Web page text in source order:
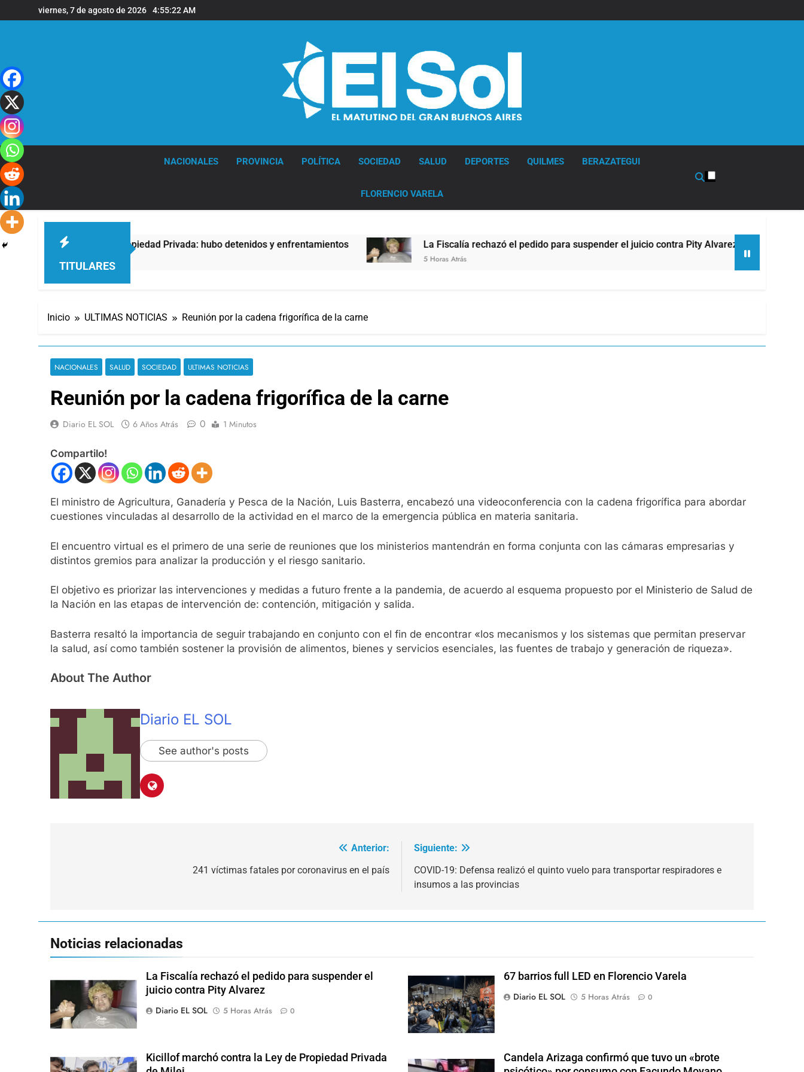
al
viernes, 7 de agosto de 2026 4:55:23 AM
NACIONALES PROVINCIA POLÍTICA SOCIEDAD SALUD DEPORTES QUILMES BERAZATEGUI
FLORENCIO VARELA
TITULARES
contra la Ley de Propiedad Privada: hubo detenidos y enfrentamientos La Fiscalía rechazó el pedido para suspender el juicio contra Pity Alvarez
5 Horas Atrás
Inicio ULTIMAS NOTICIAS Reunión por la cadena frigorífica de la carne
NACIONALES SALUD SOCIEDAD ULTIMAS NOTICIAS
Reunión por la cadena frigorífica de la carne
Diario EL SOL 6 Años Atrás 0 1 Minutos
Compartilo!
El ministro de Agricultura, Ganadería y Pesca de la Nación, Luis Basterra, encabezó una videoconferencia con la cadena frigorífica para abordar
cuestiones vinculadas al desarrollo de la actividad en el marco de la emergencia pública en materia sanitaria.
El encuentro virtual es el primero de una serie de reuniones que los ministerios mantendrán en forma conjunta con las cámaras empresarias y
distintos gremios para analizar la producción y el riesgo sanitario.
El objetivo es priorizar las intervenciones y medidas a futuro frente a la pandemia, de acuerdo al esquema propuesto por el Ministerio de Salud de
la Nación en las etapas de intervención de: contención, mitigación y salida.
Basterra resaltó la importancia de seguir trabajando en conjunto con el fin de encontrar «los mecanismos y los sistemas que permitan preservar
la salud, así como también sostener la provisión de alimentos, bienes y servicios esenciales, las fuentes de trabajo y generación de riqueza».
About The Author
Diario EL SOL
See author's posts
Anterior:
241 víctimas fatales por coronavirus en el país
Siguiente:
COVID-19: Defensa realizó el quinto vuelo para transportar respiradores e
insumos a las provincias
Noticias relacionadas
La Fiscalía rechazó el pedido para suspender el
juicio contra Pity Alvarez
Diario EL SOL
5 Horas Atrás 0
67 barrios full LED en Florencio Varela
Diario EL SOL
5 Horas Atrás 0
Kicillof marchó contra la Ley de Propiedad Privada
Candela Arizaga confirmó que tuvo un «brote